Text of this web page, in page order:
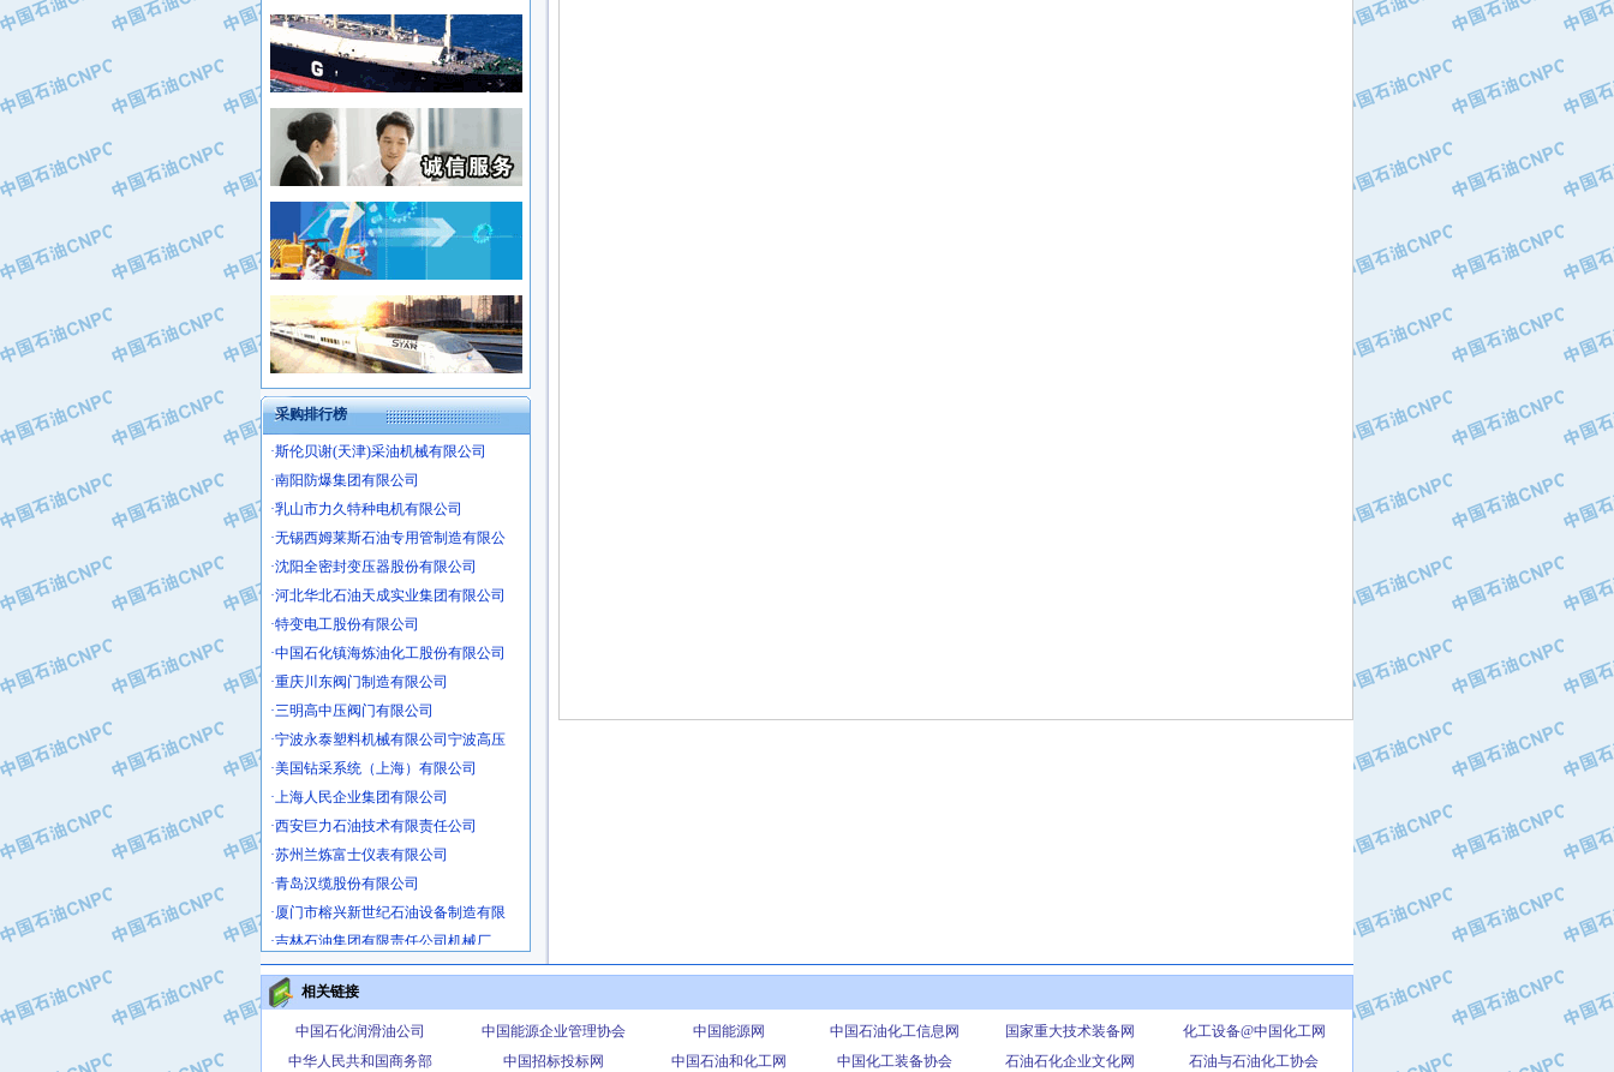
·姜堰市三联助剂有限公司
·四川中光高技术研究所有限责任公司
·江苏天安防雷工程有限责任公司
·山东东营胜利工业园区
·自贡五洲防腐安装有限公司
采购排行榜
·新疆安维消防设施器材有限公司
·华北石油津工机械制造有限公司
·中国石化茂名石化分公司
·上海山武控制仪表有限公司
·上海赛科石油化工有限责任公司
·河北卓唯钢管制造有限公司
·上海高桥石化
·中国石化扬子石油化工股份有限公司
·中国石化上海石油化工股份有限公司
·中国石油长庆油田分公司
·中国石油宁夏石化分公司
·山东墨龙石油机械股份有限公司
·大庆油田物资集团
·斯伦贝谢(天津)采油机械有限公司
·南阳防爆集团有限公司
·乳山市力久特种电机有限公司
·无锡西姆莱斯石油专用管制造有限公
·沈阳全密封变压器股份有限公司
·河北华北石油天成实业集团有限公司
·特变电工股份有限公司
·中国石化镇海炼油化工股份有限公司
·重庆川东阀门制造有限公司
·三明高中压阀门有限公司
·宁波永泰塑料机械有限公司宁波高压
·美国钻采系统（上海）有限公司
·上海人民企业集团有限公司
·西安巨力石油技术有限责任公司
·苏州兰炼富士仪表有限公司
·青岛汉缆股份有限公司
·厦门市榕兴新世纪石油设备制造有限
·吉林石油集团有限责任公司机械厂
·大港油田集团中成机械制造有限公司
·承德司达石油装备开发公司
·大港油田集团中成机械制造有限公司
·四川明星电缆有限公司
·中国石油大庆石油化工总厂
相关链接
中国石化润滑油公司 中国能源企业管理协会 中国能源网 中国石油化工信息网 国家重大技术装备网
化工设备@中国化工网
中华人民共和国商务部
中国招标投标网 中国石油和化工网 中国化工装备协会 石油石化企业文化网 石油与石油化工协会